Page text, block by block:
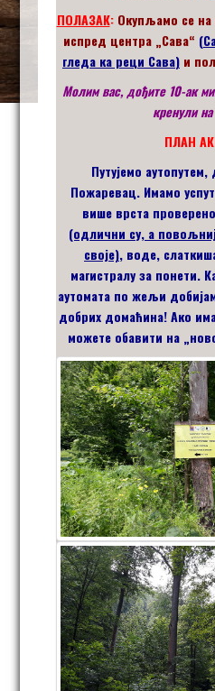
ПОЛАЗАК: Окупљамо се на
испред центра „Сава“ (
гледа ка реци Сава) и
Молим вас, дођите 10-ак
кренули
ПЛАН
Путујемо
Пожаревац. Имамо
више врста
(одлични су, а
своје), воде,
магистралу за понети.
аутомата по жељи
добрих домаћина! Ако
можете обавити на